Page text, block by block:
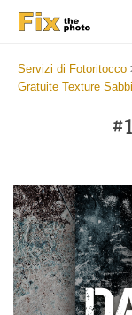
Servizi di Fotoritocco
Gratuite Texture